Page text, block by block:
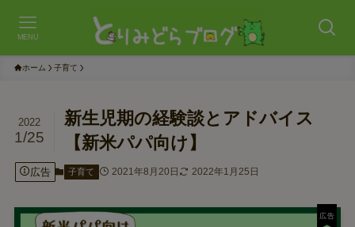
MENU
ホーム 子育て
新生児期の経験談とアドバイス
【新米パパ向け】
2022
1/25
広告 子育て 2021年8月20日 2022年1月25日